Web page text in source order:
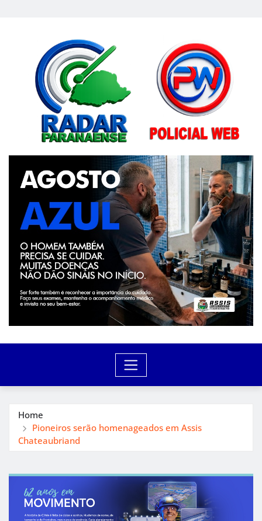
Home
Pioneiros serão homenageados em Assis
Chateaubriand